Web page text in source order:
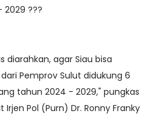
2029 ???
diarahkan, agar Siau bisa
Pemprov Sulut didukung 6
tahun 2024 - 2029," pungkas
Irjen Pol (Purn) Dr. Ronny Franky